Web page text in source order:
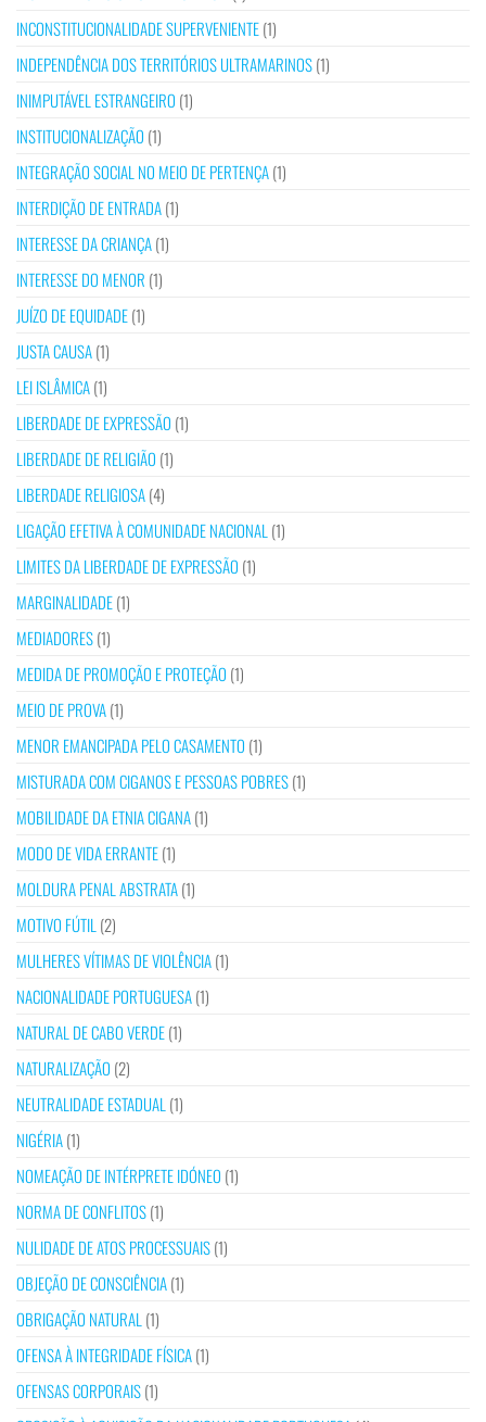
INCONSTITUCIONALIDADE SUPERVENIENTE(1)
INDEPENDÊNCIA DOS TERRITÓRIOS ULTRAMARINOS(1)
INIMPUTÁVEL ESTRANGEIRO (1)
INSTITUCIONALIZAÇÃO (1)
INTEGRAÇÃO SOCIAL NO MEIO DE PERTENÇA(1)
INTERDIÇÃO DE ENTRADA(1)
INTERESSE DA CRIANÇA(1)
INTERESSE DO MENOR (1)
JUÍZO DE EQUIDADE(1)
JUSTA CAUSA(1)
LEI ISLÂMICA(1)
LIBERDADE DE EXPRESSÃO (1)
LIBERDADE DE RELIGIÃO (1)
LIBERDADE RELIGIOSA(4)
LIGAÇÃO EFETIVA À COMUNIDADE NACIONAL (1)
LIMITES DA LIBERDADE DE EXPRESSÃO (1)
MARGINALIDADE(1)
MEDIADORES(1)
MEDIDA DE PROMOÇÃO E PROTEÇÃO (1)
MEIO DE PROVA(1)
MENOR EMANCIPADA PELO CASAMENTO (1)
MISTURADA COM CIGANOS E PESSOAS POBRES(1)
MOBILIDADE DA ETNIA CIGANA(1)
MODO DE VIDA ERRANTE(1)
MOLDURA PENAL ABSTRATA(1)
MOTIVO FÚTIL (2)
MULHERES VÍTIMAS DE VIOLÊNCIA(1)
NACIONALIDADE PORTUGUESA(1)
NATURAL DE CABO VERDE(1)
NATURALIZAÇÃO (2)
NEUTRALIDADE ESTADUAL (1)
NIGÉRIA(1)
NOMEAÇÃO DE INTÉRPRETE IDÓNEO (1)
NORMA DE CONFLITOS(1)
NULIDADE DE ATOS PROCESSUAIS(1)
OBJEÇÃO DE CONSCIÊNCIA(1)
OBRIGAÇÃO NATURAL (1)
OFENSA À INTEGRIDADE FÍSICA(1)
OFENSAS CORPORAIS(1)